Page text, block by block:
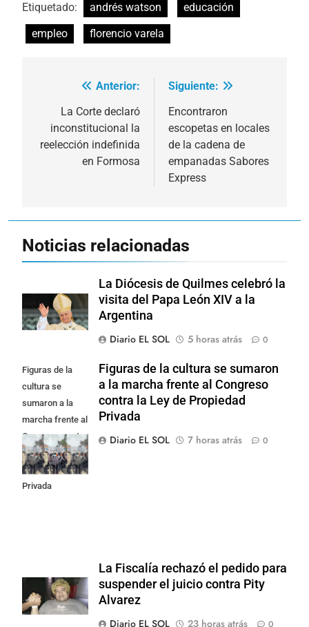
Etiquetado: andrés watson
educación
empleo
florencio varela
Navegación
entradas
Anterior:
La Corte declaró
inconstitucional la
reelección indefinida
en Formosa
Siguiente:
Encontraron
escopetas en locales
de la cadena de
empanadas Sabores
Express
Noticias relacionadas
La Diócesis de Quilmes celebró la
visita del Papa León XIV a la
Argentina
Diario EL SOL
5 horas atrás 0
Figuras de la
cultura se
sumaron a la
marcha frente al
Congreso contra
la Ley de
Propiedad
Privada
Figuras de la cultura se sumaron
a la marcha frente al Congreso
contra la Ley de Propiedad
Privada
Diario EL SOL
7 horas atrás 0
La Fiscalía rechazó el pedido para
suspender el juicio contra Pity
Alvarez
Diario EL SOL
23 horas atrás 0